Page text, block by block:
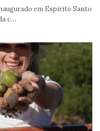
em Espírito Santo
c…